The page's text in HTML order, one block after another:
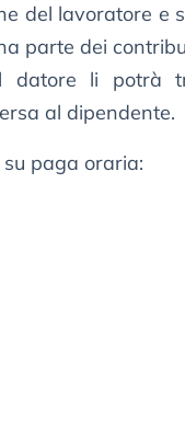
del lavoratore e
parte dei
datore li potrà
al dipendente.
paga oraria: